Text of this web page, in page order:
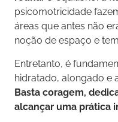
psicomotricidade
áreas que antes não
noção de espaço e
Entretanto, é
hidratado, alongado e
Basta coragem,
alcançar uma prática